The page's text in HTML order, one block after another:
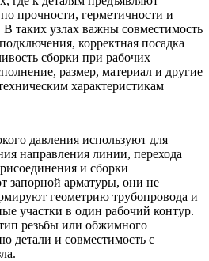
давления используют для
направления линии, перехода
и сборки
запорной арматуры, они не
геометрию трубопровода и
участки в один рабочий контур.
резьбы или обжимного
детали и совместимость с
прочности, герметичности и
таких узлах важны совместимость
корректная посадка
сборки при рабочих
размер, материал и другие
характеристикам